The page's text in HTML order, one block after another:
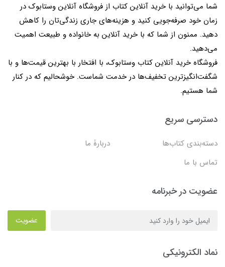
شما می‌توانید با خرید آنلاین کتاب از فروشگاه آنلاین وستابوک در
زمان خود صرفه‌جویی کنید و هزینه‌های جاری زندگی‌تان را کاهش
دهید. ممنون از شما که با خرید آنلاین به خانواده و طبیعت اهمیت
می‌دهید.
فروشگاه خرید آنلاین کتاب وستابوک، با افتخار با بهترین قیمت‌ها و با
شگفت‌انگیزترین تخفیف‌ها در خدمت شماست. خوشحالیم که در کنار
شما هستیم.
دسترسی سریع
دسته‌بندی کتاب‌ها
دربارۀ ما
تماس با ما
عضویت در خبرنامه
عضویت
نماد الکترونیکی